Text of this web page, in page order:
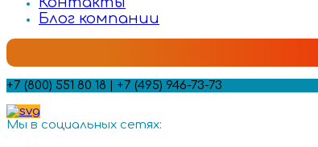
Блог компании
+7 (800) 551 80 18 | +7 (495) 946-73-73
Мы в социальных сетях: